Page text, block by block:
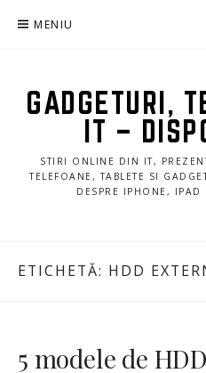
MENIU
GADGETURI,
IT –
STIRI ONLINE DIN IT,
TELEFOANE, TABLETE SI
DESPRE IPHONE, IPAD
ETICHETĂ: HDD
5 modele de